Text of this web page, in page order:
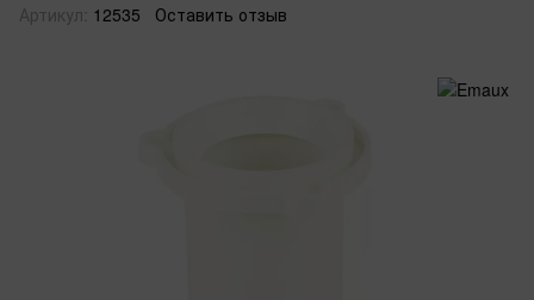
Артикул: 12535 Оставить отзыв